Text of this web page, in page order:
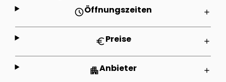
scheduleÖffnungszeiten add
euroPreise add
apartmentAnbieter add